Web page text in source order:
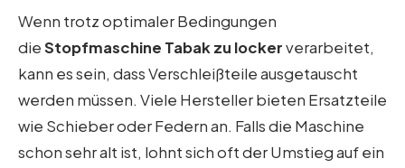
Wenn trotz optimaler Bedingungen
dieStopfmaschine Tabak zu lockerverarbeitet,
kann es sein, dass Verschleißteile ausgetauscht
werden müssen. Viele Hersteller bieten Ersatzteile
wie Schieber oder Federn an. Falls die Maschine
schon sehr alt ist, lohnt sich oft der Umstieg auf ein